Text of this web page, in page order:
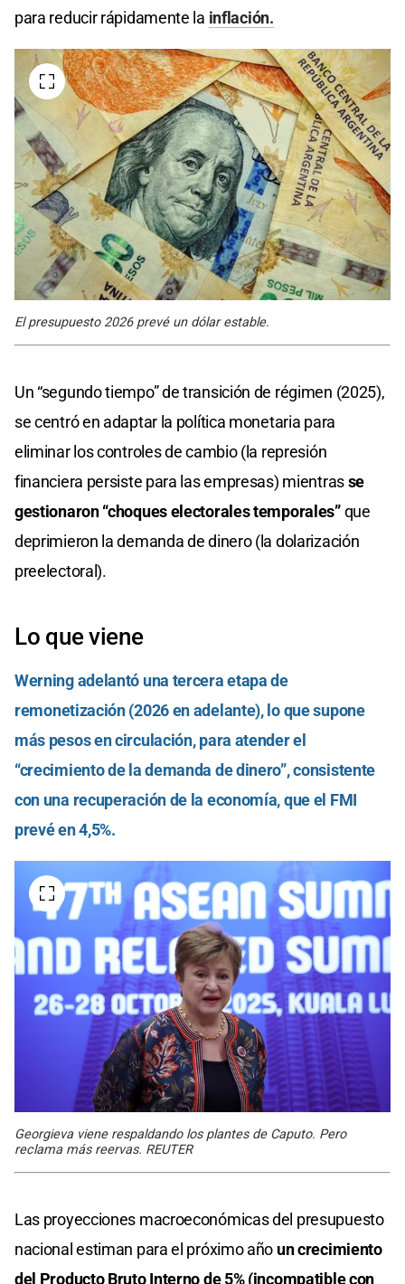
para reducir rápidamente la inflación.
El presupuesto 2026 prevé un dólar estable.
Un “segundo tiempo” de transición de régimen (2025),
se centró en adaptar la política monetaria para
eliminar los controles de cambio (la represión
financiera persiste para las empresas) mientrasse
gestionaron “choques electorales temporales”que
deprimieron la demanda de dinero (la dolarización
preelectoral).
Lo que viene
Werning adelantó una tercera etapa de
remonetización (2026 en adelante), lo que supone
más pesos en circulación, para atender el
“crecimiento de la demanda de dinero”, consistente
con una recuperación de la economía, que el FMI
prevé en 4,5%.
Georgieva viene respaldando los plantes de Caputo. Pero
reclama más reervas. REUTER
Las proyecciones macroeconómicas del presupuesto
nacional estiman para el próximo año un crecimiento
del Producto Bruto Interno de 5% (incompatible con